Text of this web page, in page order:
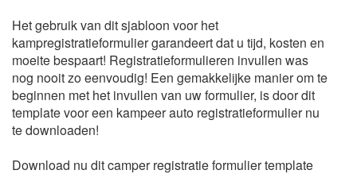
Het gebruik van dit sjabloon voor het
kampregistratieformulier garandeert dat u tijd, kosten en
moeite bespaart! Registratieformulieren invullen was
nog nooit zo eenvoudig! Een gemakkelijke manier om te
beginnen met het invullen van uw formulier, is door dit
template voor een kampeer auto registratieformulier nu
te downloaden!
Download nu dit camper registratie formulier template